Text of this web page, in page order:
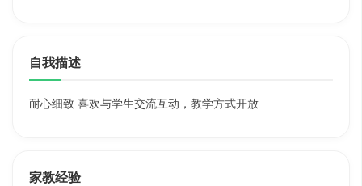
自我描述
耐心细致 喜欢与学生交流互动，教学方式开放
家教经验